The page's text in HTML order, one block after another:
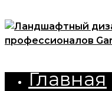
CloseГлавная